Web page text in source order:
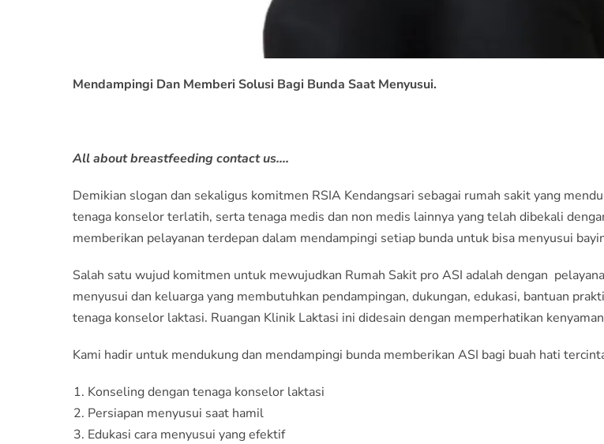
Mendampingi Dan Memberi Solusi Bagi Bunda Saat Menyusui.
All about breastfeeding contact us….
Demikian slogan dan sekaligus komitmen RSIA Kendangsari sebagai rumah sakit yang
tenaga konselor terlatih, serta tenaga medis dan non medis lainnya yang telah dibekali
memberikan pelayanan terdepan dalam mendampingi setiap bunda untuk bisa menyusui
Salah satu wujud komitmen untuk mewujudkan Rumah Sakit pro ASI adalah dengan
menyusui dan keluarga yang membutuhkan pendampingan, dukungan, edukasi, bantuan
tenaga konselor laktasi. Ruangan Klinik Laktasi ini didesain dengan memperhatikan
Kami hadir untuk mendukung dan mendampingi bunda memberikan ASI bagi buah hati
Konseling dengan tenaga konselor laktasi
Persiapan menyusui saat hamil
Edukasi cara menyusui yang efektif